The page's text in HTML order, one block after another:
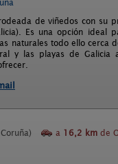
de viñedos con su
Es una opción ideal
naturales todo ello cerca
y las playas de Galicia
a 16,2 km de